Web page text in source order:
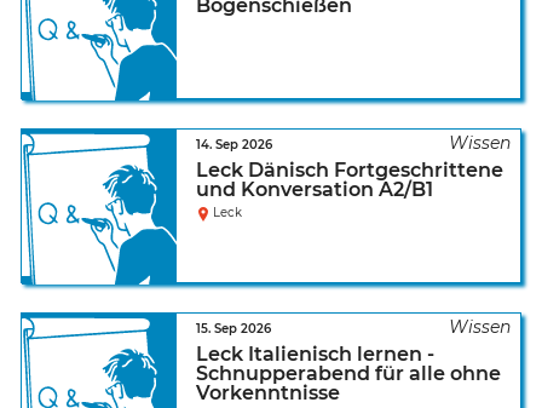
Bogenschießen
Leck Dänisch Fortgeschrittene
und Konversation A2/B1
14. Sep 2026
Leck
Leck Italienisch lernen -
Schnupperabend für alle ohne
Vorkenntnisse
15. Sep 2026